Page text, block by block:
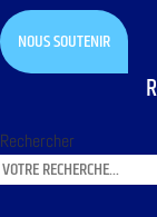
NOUS SOUTENIR
Rechercher